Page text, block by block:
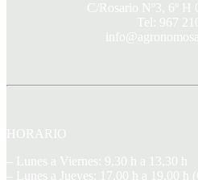
C/Rosario Nº3, 6º H
Tel: 967
HORARIO
– Lunes a Viernes: 9,30 h a 13,30 h
– Lunes a Jueves: 17,00 h a 19,00